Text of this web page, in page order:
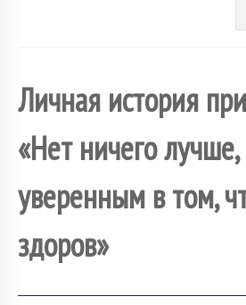
Личная история
«Нет ничего
уверенным в том,
здоров»